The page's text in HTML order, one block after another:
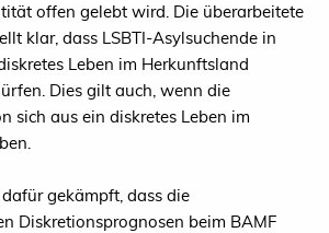
offen gelebt wird. Die überarbeitete
klar, dass LSBTI-Asylsuchende in
Leben im Herkunftsland
Dies gilt auch, wenn die
sich aus ein diskretes Leben im
gekämpft, dass die
Diskretionsprognosen beim BAMF